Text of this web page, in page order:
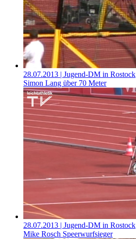
28.07.2013 | Jugend-DM in Rostock
Simon Lang über 70 Meter
28.07.2013 | Jugend-DM in Rostock
Mike Rosch Speerwurfsieger